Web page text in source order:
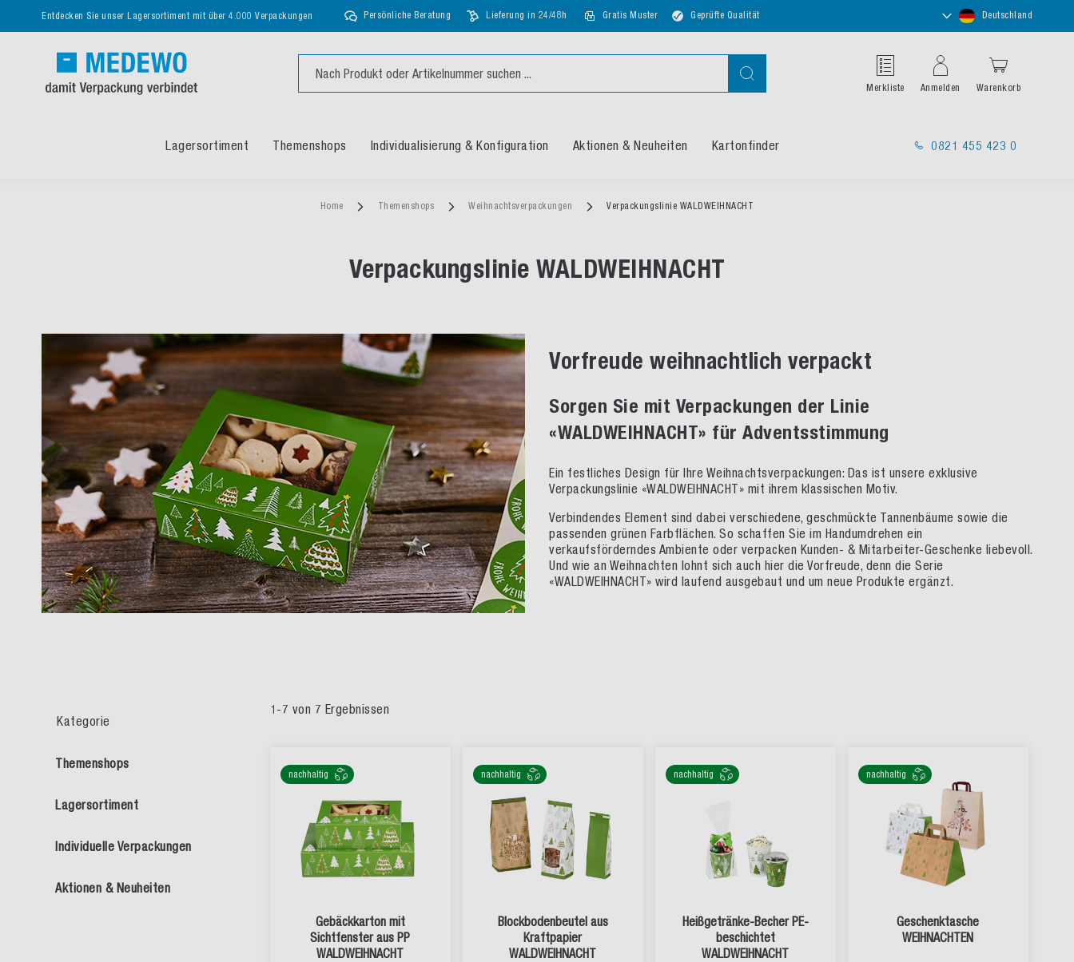
Entdecken Sie unser Lagersortiment mit über 4.000 Verpackungen Persönliche Beratung Lieferung in 24/48h Gratis Muster Geprüfte Qualität
Store
auswählen
Deutschland
Suche
Merkliste Anmelden Warenkorb
Lagersortiment Themenshops Individualisierung & Konfiguration Aktionen & Neuheiten Kartonfinder 0821 455 423 0
Home Themenshops Weihnachtsverpackungen Verpackungslinie WALDWEIHNACHT
Verpackungslinie WALDWEIHNACHT
Vorfreude weihnachtlich verpackt
Sorgen Sie mit Verpackungen der Linie
«WALDWEIHNACHT» für Adventsstimmung
Ein festliches Design für Ihre Weihnachtsverpackungen: Das ist unsere exklusive
Verpackungslinie «WALDWEIHNACHT» mit ihrem klassischen Motiv.
Verbindendes Element sind dabei verschiedene, geschmückte Tannenbäume sowie die
passenden grünen Farbflächen. So schaffen Sie im Handumdrehen ein
verkaufsförderndes Ambiente oder verpacken Kunden- & Mitarbeiter-Geschenke liebevoll.
Und wie an Weihnachten lohnt sich auch hier die Vorfreude, denn die Serie
«WALDWEIHNACHT» wird laufend ausgebaut und um neue Produkte ergänzt.
1 -7 von 7 Ergebnissen
nachhaltig
Gebäckkarton mit
Sichtfenster aus PP
WALDWEIHNACHT
nachhaltig
Blockbodenbeutel aus
Kraftpapier
WALDWEIHNACHT
nachhaltig
Heißgetränke-Becher PE-
beschichtet
WALDWEIHNACHT
nachhaltig
Geschenktasche
WEIHNACHTEN
Kategorie
Lagersortiment
Themenshops
Individuelle Verpackungen
Aktionen & Neuheiten